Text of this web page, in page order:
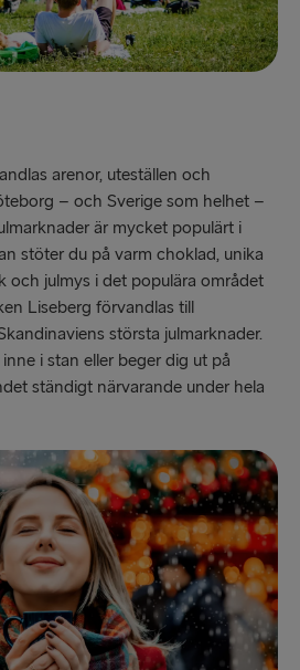
arenor, uteställen och
– och Sverige som helhet –
är mycket populärt i
stöter du på varm choklad, unika
och julmys i det populära området
Liseberg förvandlas till
största julmarknader.
i stan eller beger dig ut på
ständigt närvarande under hela